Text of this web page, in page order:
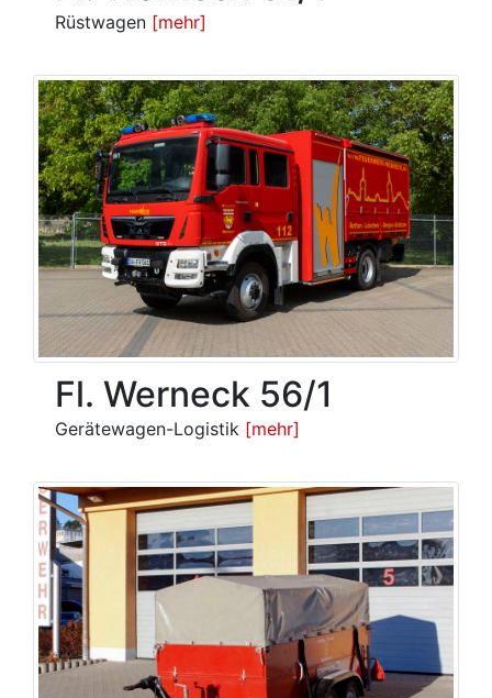
Rüstwagen [mehr]
Fl. Werneck 56/1
Gerätewagen-Logistik [mehr]